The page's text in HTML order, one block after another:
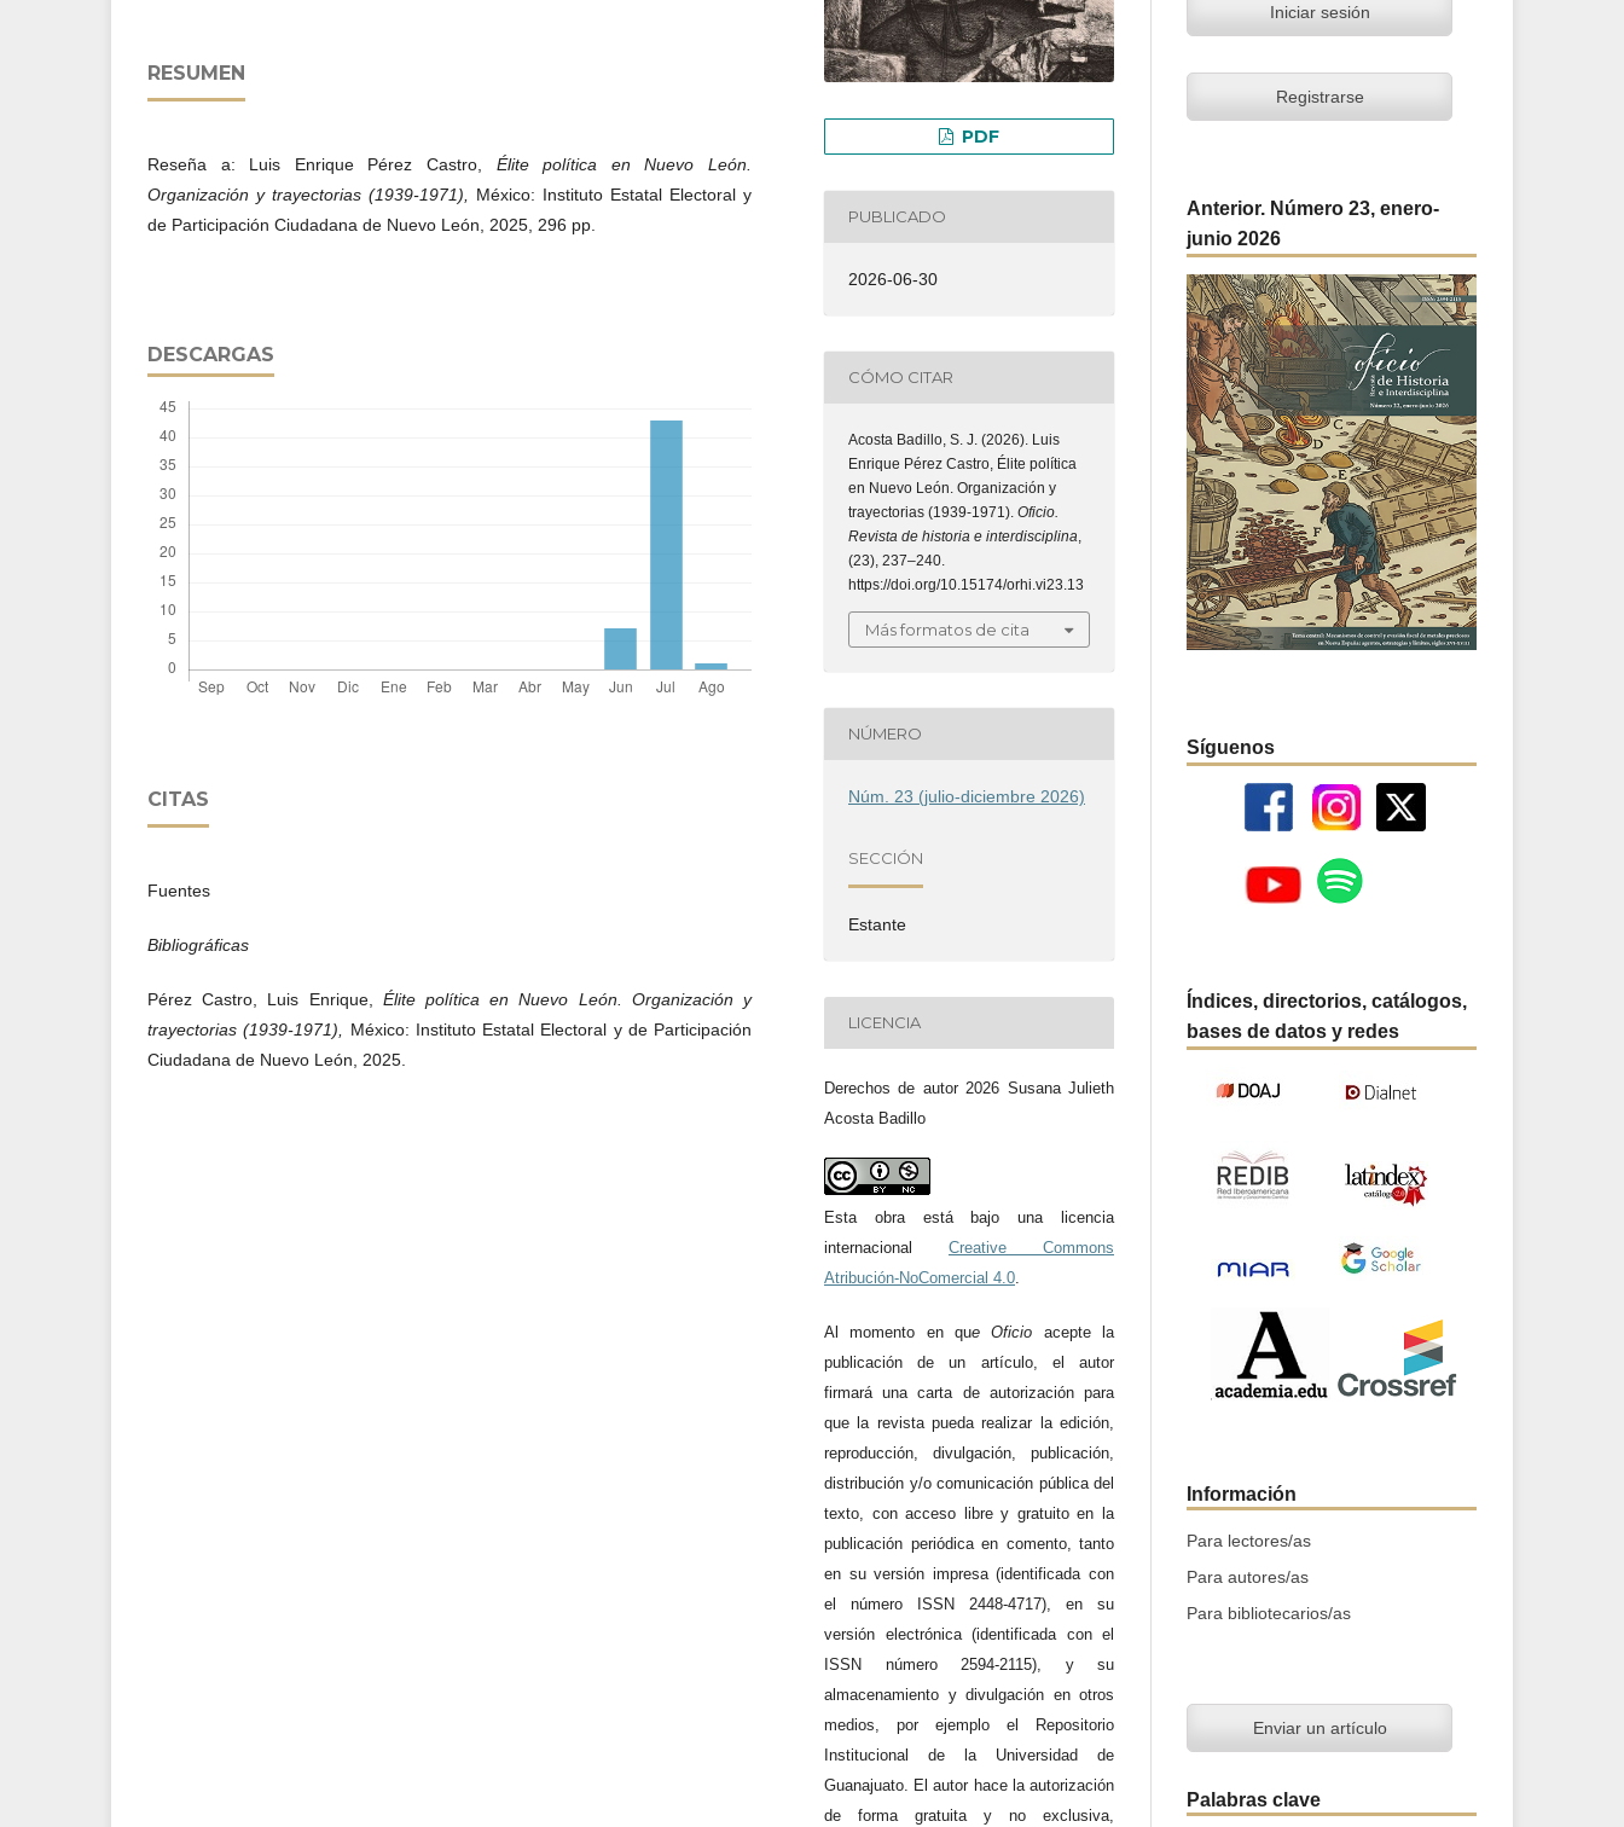
RESUMEN
Reseña a: Luis Enrique Pérez Castro,
Élite política en Nuevo León.
Organización y trayectorias (1939-1971), México: Instituto Estatal Electoral y
de Participación Ciudadana de Nuevo León, 2025, 296 pp.
DESCARGAS
CITAS
Fuentes
Bibliográficas
Pérez Castro, Luis Enrique, Élite política en Nuevo León. Organización y
trayectorias (1939-1971), México: Instituto Estatal Electoral y de Participación
Ciudadana de Nuevo León, 2025.
PDF
PUBLICADO
2026-06-30
CÓMO CITAR
Acosta Badillo, S. J. (2026). Luis
Enrique Pérez Castro, Élite política
en Nuevo León. Organización y
trayectorias (1939-1971). Oficio.
Revista de historia e interdisciplina,
(23), 237–240.
https://doi.org/10.15174/orhi.vi23.13
Más formatos de cita
NÚMERO
Núm. 23 (julio-diciembre 2026)
SECCIÓN
Estante
LICENCIA
Derechos de autor 2026 Susana Julieth
Acosta Badillo
Esta obra está bajo una licencia
internacional Creative Commons
Atribución-NoComercial 4.0
Al momento en queOficio acepte la
publicación de un artículo, el autor
firmará una carta de autorización para
que la revista pueda realizar la edición,
reproducción, divulgación, publicación,
distribución y/o comunicación pública del
texto, con acceso libre y gratuito en la
publicación periódica en comento, tanto
en su versión impresa (identificada con
el número ISSN 2448-4717), en su
versión electrónica (identificada con el
ISSN número 2594-2115), y su
almacenamiento y divulgación en otros
medios, por ejemplo el Repositorio
Institucional de la Universidad de
Guanajuato. El autor hace la autorización
de forma gratuita y no exclusiva,
Iniciar sesión
Registrarse
Anterior. Número 23, enero-
junio 2026
Síguenos
Índices, directorios, catálogos,
bases de datos y redes
Información
Para lectores/as
Para autores/as
Para bibliotecarios/as
Enviar un artículo
Palabras clave